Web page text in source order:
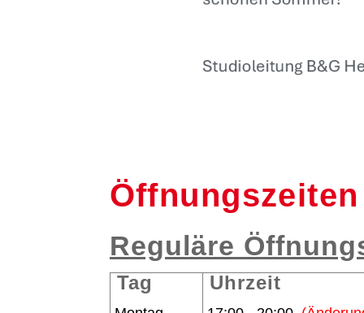
Öffnungszeiten
Reguläre
Tag Uhrzeit